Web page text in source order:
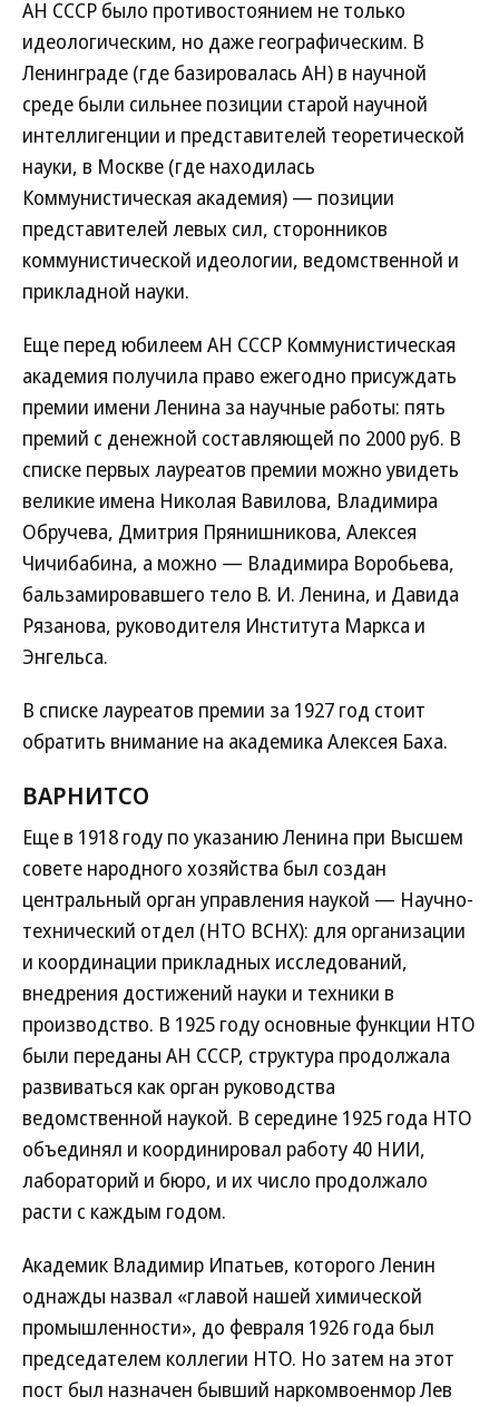
АН СССР было противостоянием не только
идеологическим, но даже географическим. В
Ленинграде (где базировалась АН) в научной
среде были сильнее позиции старой научной
интеллигенции и представителей теоретической
науки, в Москве (где находилась
Коммунистическая академия) — позиции
представителей левых сил, сторонников
коммунистической идеологии, ведомственной и
прикладной науки.
Еще перед юбилеем АН СССР Коммунистическая
академия получила право ежегодно присуждать
премии имени Ленина за научные работы: пять
премий с денежной составляющей по 2000 руб. В
списке первых лауреатов премии можно увидеть
великие имена Николая Вавилова, Владимира
Обручева, Дмитрия Прянишникова, Алексея
Чичибабина, а можно — Владимира Воробьева,
бальзамировавшего тело В. И. Ленина, и Давида
Рязанова, руководителя Института Маркса и
Энгельса.
В списке лауреатов премии за 1927 год стоит
обратить внимание на академика Алексея Баха.
ВАРНИТСО
Еще в 1918 году по указанию Ленина при Высшем
совете народного хозяйства был создан
центральный орган управления наукой — Научно-
технический отдел (НТО ВСНХ): для организации
и координации прикладных исследований,
внедрения достижений науки и техники в
производство. В 1925 году основные функции НТО
были переданы АН СССР, структура продолжала
развиваться как орган руководства
ведомственной наукой. В середине 1925 года НТО
объединял и координировал работу 40 НИИ,
лабораторий и бюро, и их число продолжало
расти с каждым годом.
Академик Владимир Ипатьев, которого Ленин
однажды назвал «главой нашей химической
промышленности», до февраля 1926 года был
председателем коллегии НТО. Но затем на этот
пост был назначен бывший наркомвоенмор Лев